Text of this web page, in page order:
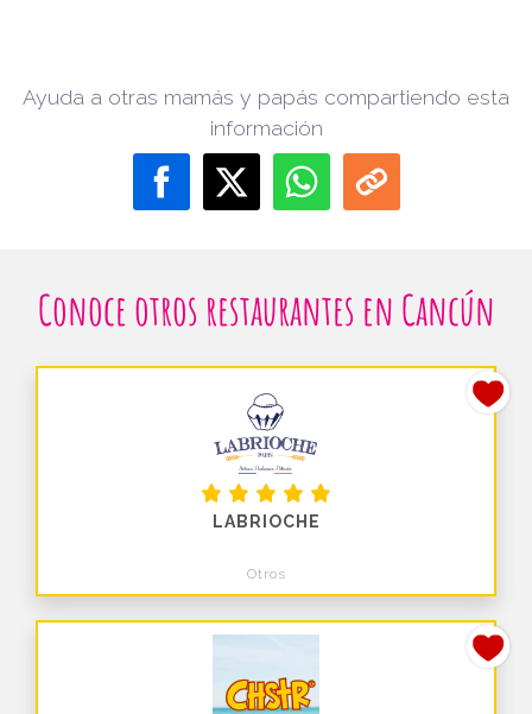
Ayuda a otras mamás y papás compartiendo esta
información
Conoce otros restaurantes en Cancún
LABRIOCHE
Otros